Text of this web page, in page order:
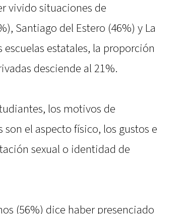
vivido situaciones de
Santiago del Estero (46%) y La
escuelas estatales, la proporción
desciende al 21%.
los motivos de
el aspecto físico, los gustos e
sexual o identidad de
(56%) dice haber presenciado